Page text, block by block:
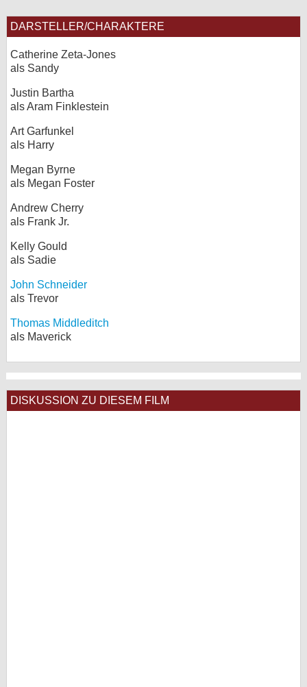
DARSTELLER/CHARAKTERE
Catherine Zeta-Jones
als Sandy
Justin Bartha
als Aram Finklestein
Art Garfunkel
als Harry
Megan Byrne
als Megan Foster
Andrew Cherry
als Frank Jr.
Kelly Gould
als Sadie
John Schneider
als Trevor
Thomas Middleditch
als Maverick
DISKUSSION ZU DIESEM FILM